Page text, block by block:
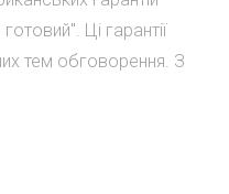
Ці гарантії
тем обговорення. З